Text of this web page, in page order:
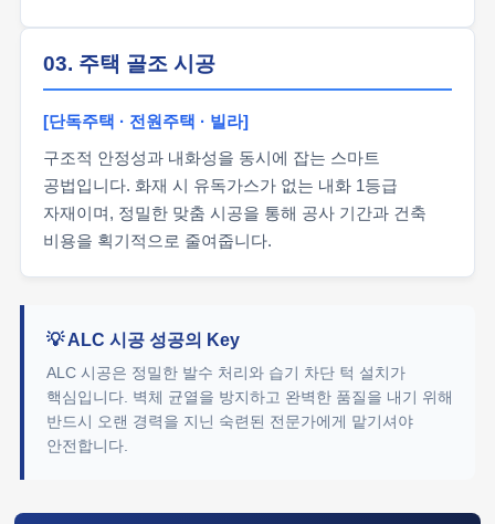
03. 주택 골조 시공
[단독주택 · 전원주택 · 빌라]
구조적 안정성과 내화성을 동시에 잡는 스마트
공법입니다. 화재 시 유독가스가 없는 내화 1등급
자재이며, 정밀한 맞춤 시공을 통해 공사 기간과 건축
비용을 획기적으로 줄여줍니다.
💡 ALC 시공 성공의 Key
ALC 시공은 정밀한 발수 처리와 습기 차단 턱 설치가
핵심입니다. 벽체 균열을 방지하고 완벽한 품질을 내기 위해
반드시 오랜 경력을 지닌 숙련된 전문가에게 맡기셔야
안전합니다.